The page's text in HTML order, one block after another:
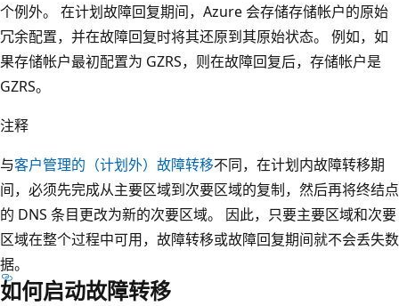
个例外。 在计划故障回复期间，Azure 会存储存储帐户的原始
冗余配置，并在故障回复时将其还原到其原始状态。 例如，如
果存储帐户最初配置为 GZRS，则在故障回复后，存储帐户是
GZRS。
注释
与客户管理的（计划外）故障转移不同，在计划内故障转移期
间，必须先完成从主要区域到次要区域的复制，然后再将终结点
的 DNS 条目更改为新的次要区域。 因此，只要主要区域和次要
区域在整个过程中可用，故障转移或故障回复期间就不会丢失数
据。
如何启动故障转移